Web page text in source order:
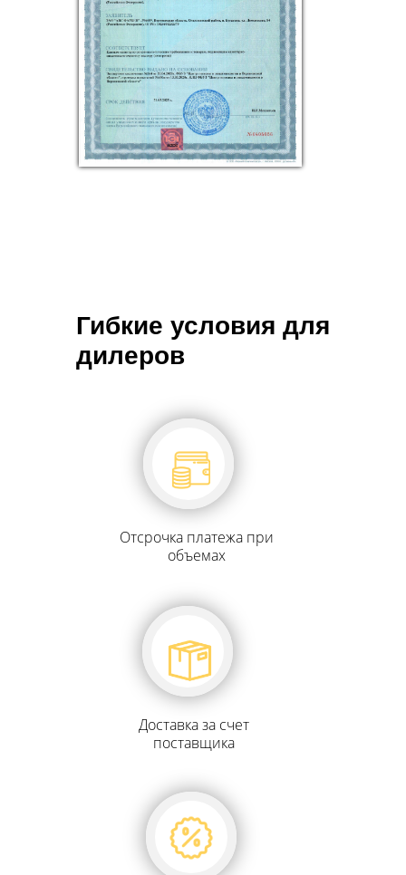
Гибкие условия для
дилеров
Отсрочка платежа при
объемах
Доставка за счет
поставщика